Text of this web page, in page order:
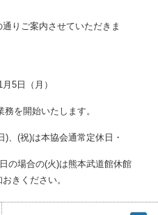
りご案内させていただきま
5日（月）
を開始いたします。
、(祝)は本協会通常定休日・
の場合の(火)は熊本武道館休館
きください。